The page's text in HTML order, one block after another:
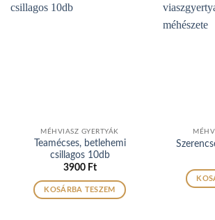
MÉHVIASZ GYERTYÁK
Teamécses, betlehemi
csillagos 10db
3900 Ft
KOSÁRBA TESZEM